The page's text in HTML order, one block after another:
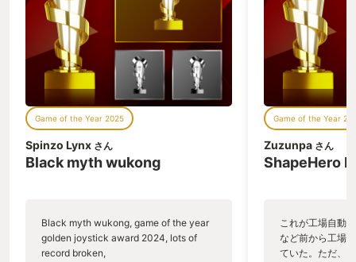
Game of the Year 2025
Spinzo Lynx さん
Black myth wukong
Black myth wukong, game of the year
golden joystick award 2024, lots of
record broken,
Game of the Year
Zuzunpa さん
ShapeHero
これが工場自動
など前から工場
ていた。ただ、